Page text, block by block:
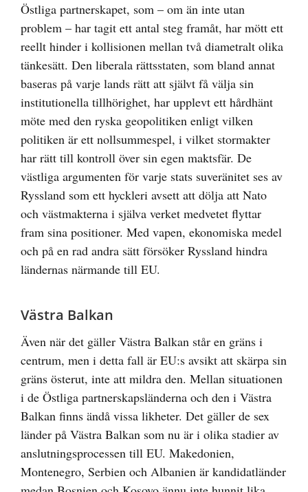
Östliga partnerskapet, som – om än inte utan
problem – har tagit ett antal steg framåt, har mött ett
reellt hinder i kollisionen mellan två diametralt olika
tänkesätt. Den liberala rättsstaten, som bland annat
baseras på varje lands rätt att självt få välja sin
institutionella tillhörighet, har upplevt ett hårdhänt
möte med den ryska geopolitiken enligt vilken
politiken är ett nollsummespel, i vilket stormakter
har rätt till kontroll över sin egen maktsfär. De
västliga argumenten för varje stats suveränitet ses av
Ryssland som ett hyckleri avsett att dölja att Nato
och västmakterna i själva verket medvetet flyttar
fram sina positioner. Med vapen, ekonomiska medel
och på en rad andra sätt försöker Ryssland hindra
ländernas närmande till EU.
Västra Balkan
Även när det gäller Västra Balkan står en gräns i
centrum, men i detta fall är EU:s avsikt att skärpa sin
gräns österut, inte att mildra den. Mellan situationen
i de Östliga partnerskapsländerna och den i Västra
Balkan finns ändå vissa likheter. Det gäller de sex
länder på Västra Balkan som nu är i olika stadier av
anslutningsprocessen till EU. Makedonien,
Montenegro, Serbien och Albanien är kandidatländer